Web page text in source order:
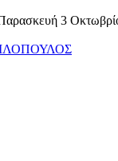
3